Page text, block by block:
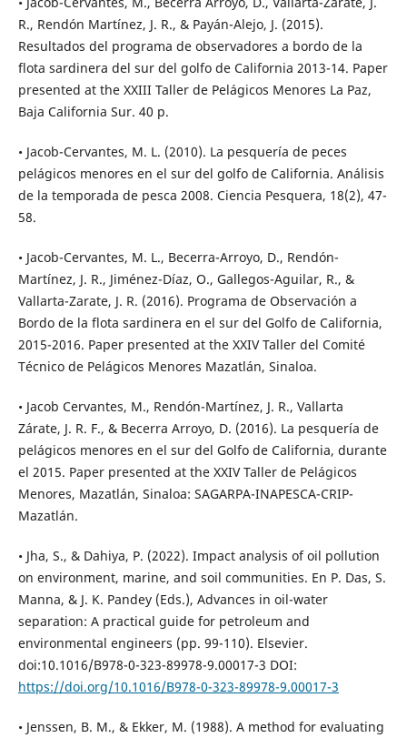
R., Rendón Martínez, J. R., & Payán-Alejo, J. (2015).
Resultados del programa de observadores a bordo de la
flota sardinera del sur del golfo de California 2013-14. Paper
presented at the XXIII Taller de Pelágicos Menores La Paz,
Baja California Sur. 40 p.
• Jacob-Cervantes, M. L. (2010). La pesquería de peces
pelágicos menores en el sur del golfo de California. Análisis
de la temporada de pesca 2008. Ciencia Pesquera, 18(2), 47-
58.
• Jacob-Cervantes, M. L., Becerra-Arroyo, D., Rendón-
Martínez, J. R., Jiménez-Díaz, O., Gallegos-Aguilar, R., &
Vallarta-Zarate, J. R. (2016). Programa de Observación a
Bordo de la flota sardinera en el sur del Golfo de California,
2015-2016. Paper presented at the XXIV Taller del Comité
Técnico de Pelágicos Menores Mazatlán, Sinaloa.
• Jacob Cervantes, M., Rendón-Martínez, J. R., Vallarta
Zárate, J. R. F., & Becerra Arroyo, D. (2016). La pesquería de
pelágicos menores en el sur del Golfo de California, durante
el 2015. Paper presented at the XXIV Taller de Pelágicos
Menores, Mazatlán, Sinaloa: SAGARPA-INAPESCA-CRIP-
Mazatlán.
• Jha, S., & Dahiya, P. (2022). Impact analysis of oil pollution
on environment, marine, and soil communities. En P. Das, S.
Manna, & J. K. Pandey (Eds.), Advances in oil-water
separation: A practical guide for petroleum and
environmental engineers (pp. 99-110). Elsevier.
doi:10.1016/B978-0-323-89978-9.00017-3 DOI:
https://doi.org/10.1016/B978-0-323-89978-9.00017-3
• Jenssen, B. M., & Ekker, M. (1988). A method for evaluating